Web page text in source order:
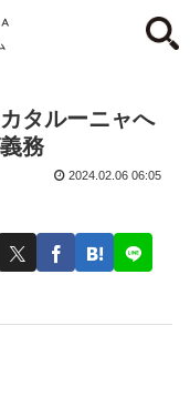
タルーニャへ
務
2024.02.06 06:05